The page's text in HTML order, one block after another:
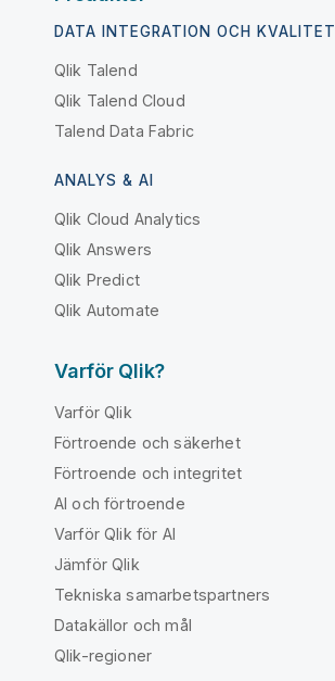
DATA INTEGRATION OCH KVALITET
Qlik Talend
Qlik Talend Cloud
Talend Data Fabric
ANALYS & AI
Qlik Cloud Analytics
Qlik Answers
Qlik Predict
Qlik Automate
Varför Qlik?
Varför Qlik
Förtroende och säkerhet
Förtroende och integritet
AI och förtroende
Varför Qlik för AI
Jämför Qlik
Tekniska samarbetspartners
Datakällor och mål
Qlik-regioner